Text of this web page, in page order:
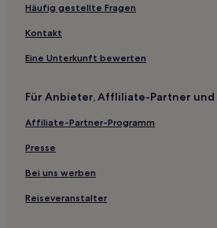
Häufig gestellte Fragen
Kontakt
Eine Unterkunft bewerten
Für Anbieter, Affliliate-Partner und
Affiliate-Partner-Programm
Presse
Bei uns werben
Reiseveranstalter